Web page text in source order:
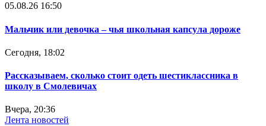
05.08.26 16:50
Мальчик или девочка – чья школьная капсула дороже
Сегодня, 18:02
Рассказываем, сколько стоит одеть шестиклассника в
школу в Смолевичах
Вчера, 20:36
Лента новостей